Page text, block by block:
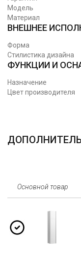
Модель
Материал
ВНЕШНЕЕ
Форма
Стилистика дизайна
ФУНКЦИИ И
Назначение
Цвет производителя
Основной товар